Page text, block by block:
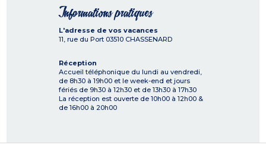
Informations pratiques
L'adresse de vos vacances
11, rue du Port 03510 CHASSENARD
Réception
Accueil téléphonique du lundi au vendredi,
de 8h30 à 19h00 et le week-end et jours
fériés de 9h30 à 12h30 et de 13h30 à 17h30
La réception est ouverte de 10h00 à 12h00 &
de 16h00 à 20h00